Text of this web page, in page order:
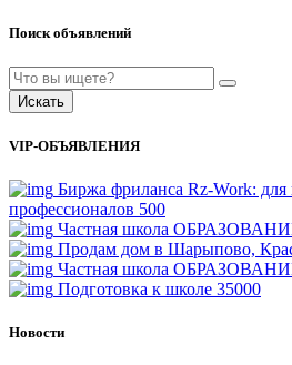
Поиск объявлений
Искать
VIP-ОБЪЯВЛЕНИЯ
Биржа фриланса Rz-Work: для
профессионалов 500
Частная школа
Продам дом в Шарыпово,
Частная школа
Подготовка к школе 35000
Новости